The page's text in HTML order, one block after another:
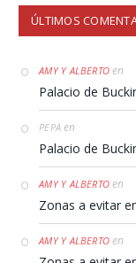
ÚLTIMOS
AMY Y ALBERTO en
Palacio de
PEPA en
Palacio de
AMY Y ALBERTO en
Zonas a evitar
AMY Y ALBERTO en